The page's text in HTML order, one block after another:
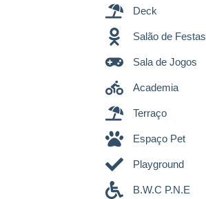
Deck
Salão de Festas
Sala de Jogos
Academia
Terraço
Espaço Pet
Playground
B.W.C P.N.E